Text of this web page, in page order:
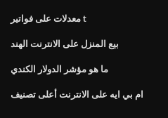
معدلات على فواتير t
بيع المنزل على الانترنت الهند
ما هو مؤشر الدولار الكندي
ام بي ايه على الانترنت أعلى تصنيف